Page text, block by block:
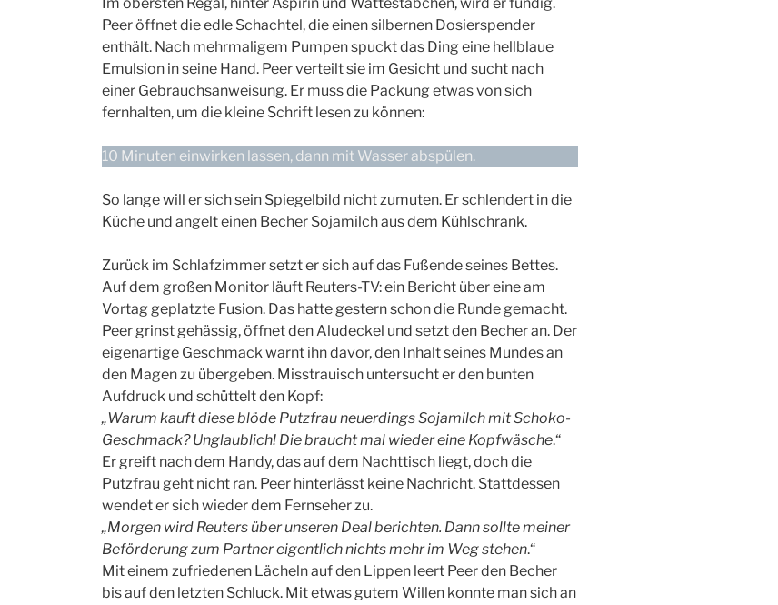
Peer öffnet die edle Schachtel, die einen silbernen Dosierspender
enthält. Nach mehrmaligem Pumpen spuckt das Ding eine hellblaue
Emulsion in seine Hand. Peer verteilt sie im Gesicht und sucht nach
einer Gebrauchsanweisung. Er muss die Packung etwas von sich
fernhalten, um die kleine Schrift lesen zu können:
10 Minuten einwirken lassen, dann mit Wasser abspülen.
So lange will er sich sein Spiegelbild nicht zumuten. Er schlendert in die
Küche und angelt einen Becher Sojamilch aus dem Kühlschrank.
Zurück im Schlafzimmer setzt er sich auf das Fußende seines Bettes.
Auf dem großen Monitor läuft Reuters-TV: ein Bericht über eine am
Vortag geplatzte Fusion. Das hatte gestern schon die Runde gemacht.
Peer grinst gehässig, öffnet den Aludeckel und setzt den Becher an. Der
eigenartige Geschmack warnt ihn davor, den Inhalt seines Mundes an
den Magen zu übergeben. Misstrauisch untersucht er den bunten
Aufdruck und schüttelt den Kopf:
„Warum kauft diese blöde Putzfrau neuerdings Sojamilch mit Schoko-
Geschmack? Unglaublich! Die braucht mal wieder eine Kopfwäsche.“
Er greift nach dem Handy, das auf dem Nachttisch liegt, doch die
Putzfrau geht nicht ran. Peer hinterlässt keine Nachricht. Stattdessen
wendet er sich wieder dem Fernseher zu.
„Morgen wird Reuters über unseren Deal berichten. Dann sollte meiner
Beförderung zum Partner eigentlich nichts mehr im Weg stehen.“
Mit einem zufriedenen Lächeln auf den Lippen leert Peer den Becher
bis auf den letzten Schluck. Mit etwas gutem Willen konnte man sich an